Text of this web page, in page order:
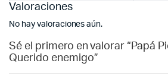
Valoraciones
No hay valoraciones aún.
Sé el primero en valorar “Papá
Querido enemigo”